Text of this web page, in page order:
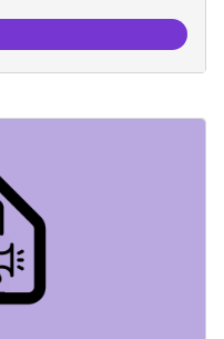
Intel·ligència artificial